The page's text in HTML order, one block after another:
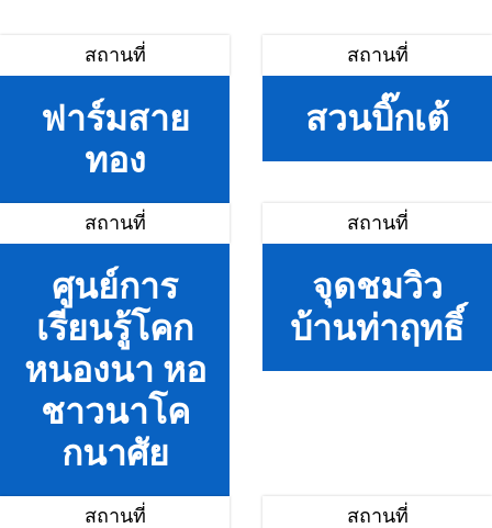
สถานที่
ฟาร์มสาย
ทอง
สถานที่
สวนบิ๊กเต้
สถานที่
ศูนย์การ
เรียนรู้โคก
หนองนา หอ
ชาวนาโค
กนาศัย
สถานที่
จุดชมวิว
บ้านท่าฤทธิ์
สถานที่ สถานที่